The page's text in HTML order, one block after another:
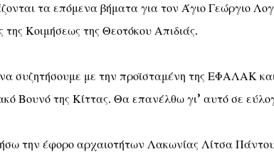
τα επόμενα βήματα για τον Άγιο Γεώργιο
της Κοιμήσεως της Θεοτόκου Απιδιάς.
συζητήσουμε με την προϊσταμένη της ΕΦΑΛΑΚ
Βουνό της Κίττας. Θα επανέλθω γι’ αυτό σε
την έφορο αρχαιοτήτων Λακωνίας Λίτσα